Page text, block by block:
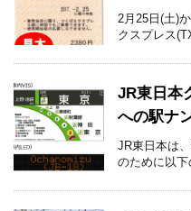
2月25日(土)
クスプレス
JR東日本
への駅ナ
JR東日本は
のために以